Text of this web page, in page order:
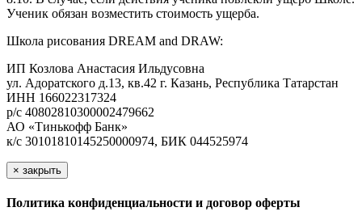
Ученик обязан возместить стоимость ущерба.
Школа рисования DREAM and DRAW:
ИП Козлова Анастасия Ильдусовна
ул. Адоратского д.13, кв.42 г. Казань, Республика Татарстан
ИНН 166022317324
р/с 40802810300002479662
АО «Тинькофф Банк»
к/с 30101810145250000974, БИК 044525974
× закрыть
Политика конфиденциальности и договор оферты